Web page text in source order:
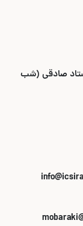
استاد صادقی (شب